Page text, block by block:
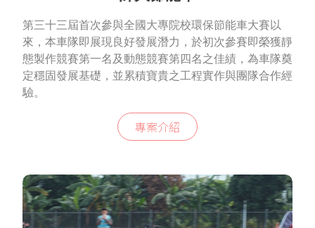
第三十三屆首次參與全國大專院校環保節能車大賽以
來，本車隊即展現良好發展潛力，於初次參賽即榮獲靜
態製作競賽第一名及動態競賽第四名之佳績，為車隊奠
定穩固發展基礎，並累積寶貴之工程實作與團隊合作經
驗。
專案介紹